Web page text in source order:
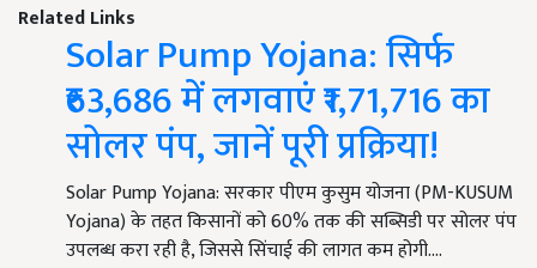
Related Links
Solar Pump Yojana: सिर्फ
₹63,686 में लगवाएं ₹1,71,716 का
सोलर पंप, जानें पूरी प्रक्रिया!
Solar Pump Yojana: सरकार पीएम कुसुम योजना (PM-KUSUM
Yojana) के तहत किसानों को 60% तक की सब्सिडी पर सोलर पंप
उपलब्ध करा रही है, जिससे सिंचाई की लागत कम होगी.…